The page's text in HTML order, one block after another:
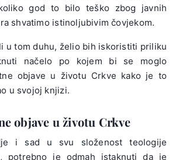
god to bilo teško zbog javnih
shvatimo istinoljubivim čovjekom.
u tom duhu, želio bih iskoristiti priliku
načelo po kojem bi se moglo
objave u životu Crkve kako je to
u svojoj knjizi.
objave u životu Crkve
i sad u svu složenost teologije
potrebno je odmah istaknuti da je